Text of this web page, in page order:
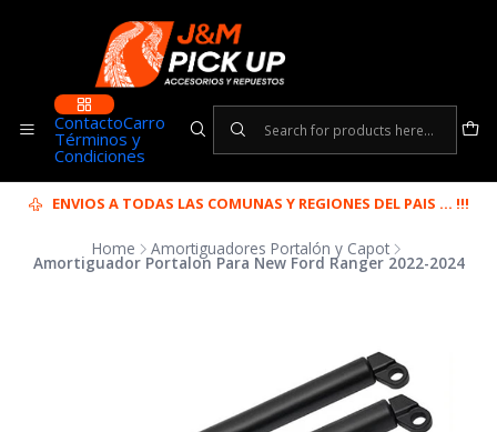
ContactoCarro
Términos y
Condiciones
ENVIOS A TODAS LAS COMUNAS Y REGIONES DEL PAIS ... !!!
Home Amortiguadores Portalón y Capot
Amortiguador Portalon Para New Ford Ranger 2022-2024